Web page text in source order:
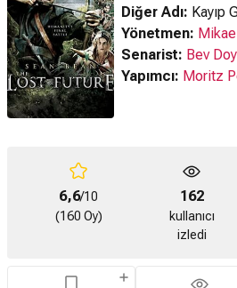
Diğer Adı: Kayıp
Yönetmen:
Senarist: Bev
Yapımcı: Moritz
6,6/10
(160 Oy)
162
kullanıcı
izledi